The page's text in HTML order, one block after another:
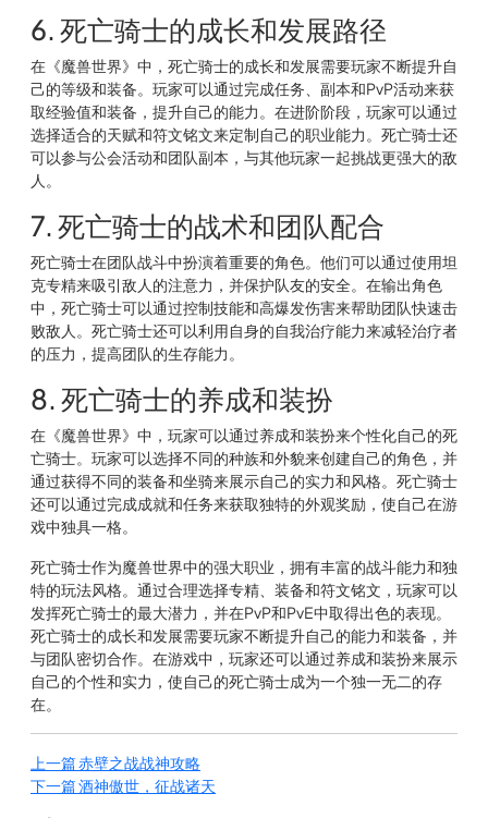
6. 死亡骑士的成长和发展路径
在《魔兽世界》中，死亡骑士的成长和发展需要玩家不断提升自
己的等级和装备。玩家可以通过完成任务、副本和PvP活动来获
取经验值和装备，提升自己的能力。在进阶阶段，玩家可以通过
选择适合的天赋和符文铭文来定制自己的职业能力。死亡骑士还
可以参与公会活动和团队副本，与其他玩家一起挑战更强大的敌
人。
7. 死亡骑士的战术和团队配合
死亡骑士在团队战斗中扮演着重要的角色。他们可以通过使用坦
克专精来吸引敌人的注意力，并保护队友的安全。在输出角色
中，死亡骑士可以通过控制技能和高爆发伤害来帮助团队快速击
败敌人。死亡骑士还可以利用自身的自我治疗能力来减轻治疗者
的压力，提高团队的生存能力。
8. 死亡骑士的养成和装扮
在《魔兽世界》中，玩家可以通过养成和装扮来个性化自己的死
亡骑士。玩家可以选择不同的种族和外貌来创建自己的角色，并
通过获得不同的装备和坐骑来展示自己的实力和风格。死亡骑士
还可以通过完成成就和任务来获取独特的外观奖励，使自己在游
戏中独具一格。
死亡骑士作为魔兽世界中的强大职业，拥有丰富的战斗能力和独
特的玩法风格。通过合理选择专精、装备和符文铭文，玩家可以
发挥死亡骑士的最大潜力，并在PvP和PvE中取得出色的表现。
死亡骑士的成长和发展需要玩家不断提升自己的能力和装备，并
与团队密切合作。在游戏中，玩家还可以通过养成和装扮来展示
自己的个性和实力，使自己的死亡骑士成为一个独一无二的存
在。
上一篇赤壁之战战神攻略
下一篇酒神傲世，征战诸天